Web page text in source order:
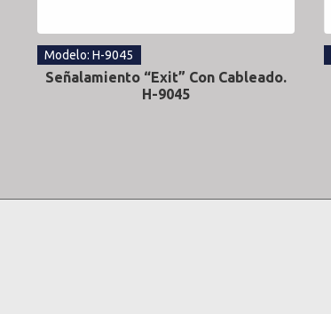
Modelo: H-9045
Señalamiento “Exit” Con Cableado.
H-9045